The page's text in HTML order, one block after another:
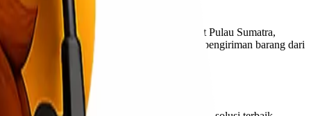
Bengkulu, salah satu provinsi di pesisir barat Pulau Sumatra,
hadir untuk menjawab kebutuhan pengiriman barang dari